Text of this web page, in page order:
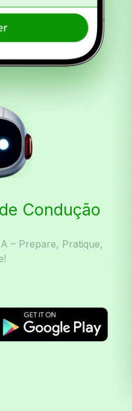
Condução
– Prepare, Pratique,